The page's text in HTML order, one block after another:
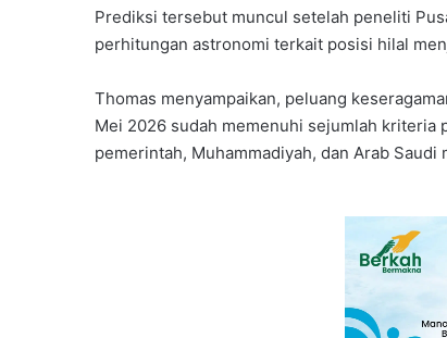
Prediksi tersebut muncul setelah peneliti
perhitungan astronomi terkait posisi hilal
Thomas menyampaikan, peluang
Mei 2026 sudah memenuhi sejumlah kriteria
pemerintah, Muhammadiyah, dan Arab